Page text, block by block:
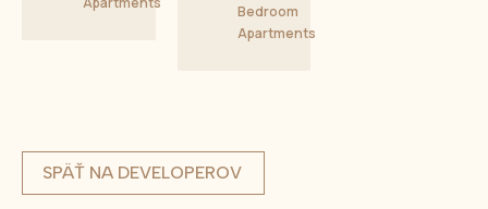
Bedroom
Apartments
SPÄŤ NA DEVELOPEROV